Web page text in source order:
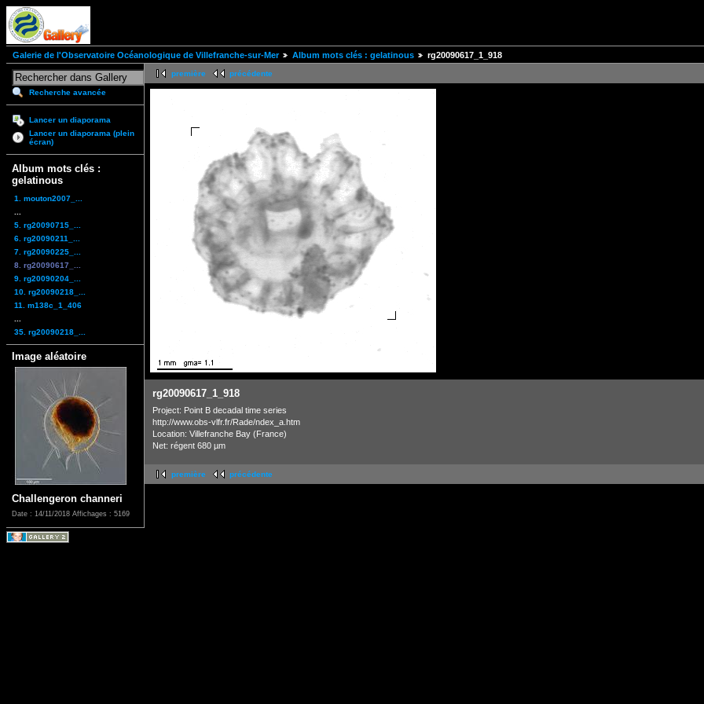
Galerie de l'Observatoire Océanologique de Villefranche-sur-Mer Album mots clés : gelatinous rg20090617_1_918
Recherche avancée
Lancer un diaporama
Lancer un diaporama (plein
écran)
Album mots clés :
gelatinous
1. mouton2007_...
5. rg20090715_...
6. rg20090211_...
7. rg20090225_...
8. rg20090617_...
9. rg20090204_...
10. rg20090218_...
11. m138c_1_406
35. rg20090218_...
Image aléatoire
Challengeron channeri
Date : 14/11/2018 Affichages : 5169
première précédente
rg20090617_1_918
Project: Point B decadal time series
http://www.obs-vlfr.fr/Rade/ndex_a.htm
Location: Villefranche Bay (France)
Net: régent 680 µm
première précédente